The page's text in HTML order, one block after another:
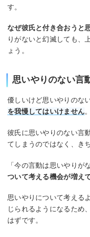
す。
なぜ彼氏と付き合おうと
りがないと幻滅しても、
ょう。
思いやりのない言
優しいけど思いやりのな
を我慢してはいけません。
彼氏に思いやりのない言
てしまうのではなく、き
「今の言動は思いやりが
ついて考える機会が増え
思いやりについて考える
じられるようになるため
はずです。